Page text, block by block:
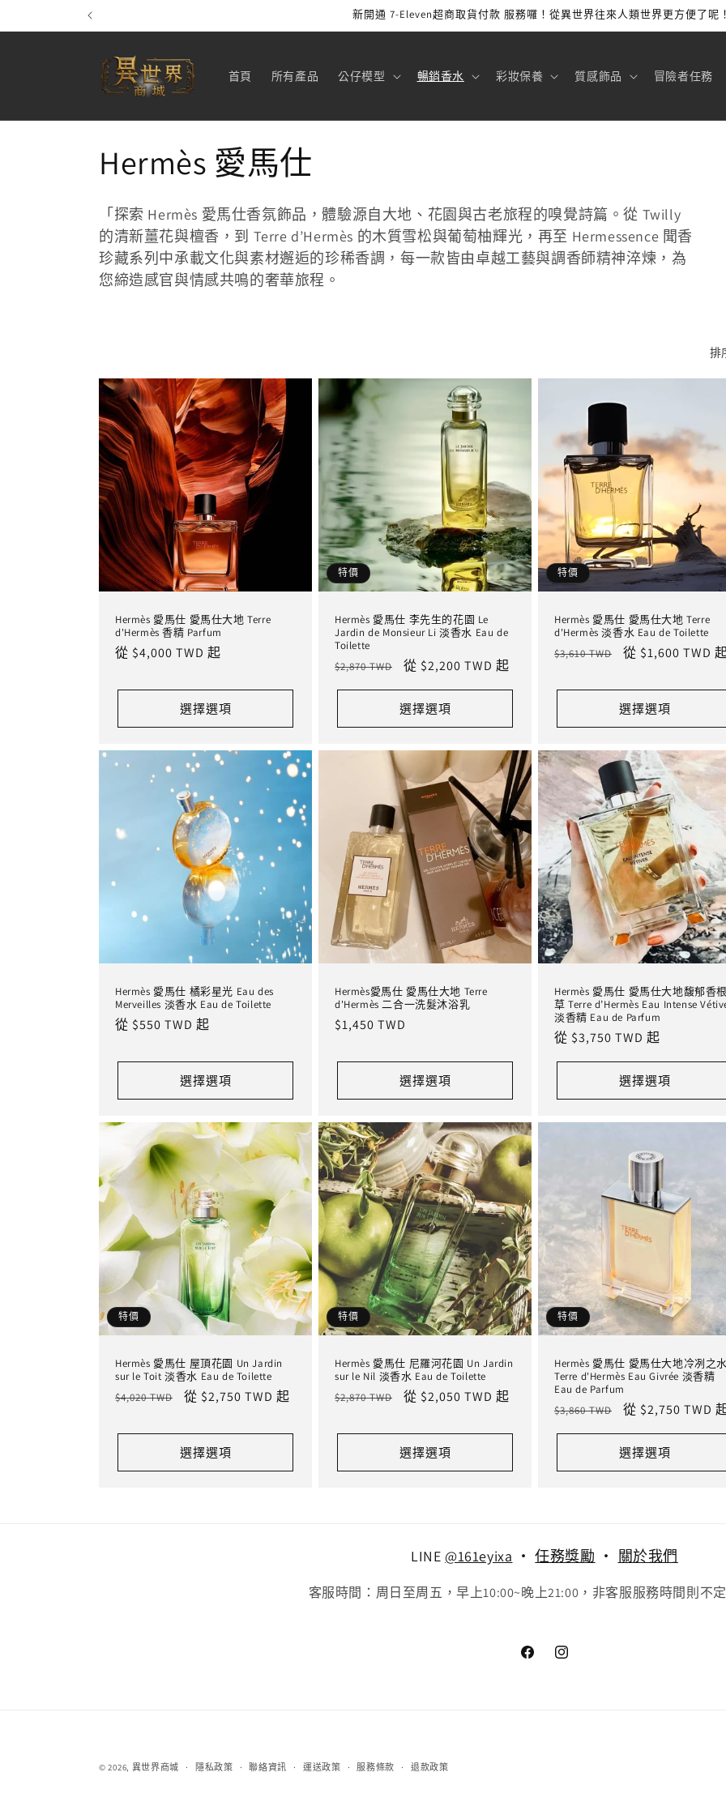
新開通 7-Eleven超商取貨付款 服務囉！從異世界往來人類世界更方便了呢
首頁 所有產品 公仔模型 暢銷香水 彩妝保養 質感飾品 冒險者任務
商
品
系
列
Hermès 愛馬仕
「探索 Hermès 愛馬仕香氛飾品，體驗源自大地、花園與古老旅程的嗅覺詩篇。從 Twilly
的清新薑花與檀香，到 Terre d’Hermès 的木質雪松與葡萄柚輝光，再至 Hermessence 聞香
珍藏系列中承載文化與素材邂逅的珍稀香調，每一款皆由卓越工藝與調香師精神淬煉，為
您締造感官與情感共鳴的奢華旅程。
排
Hermès 愛馬仕 愛馬仕大地 Terre
d'Hermès 香精 Parfum
定
從 $4,000 TWD 起
選擇選項
特價
Hermès 愛馬仕 李先生的花園 Le
Jardin de Monsieur Li 淡香水 Eau de
Toilette
定
$2,870 TWD
售
從 $2,200 TWD 起
選擇選項
特價
Hermès 愛馬仕 愛馬仕大地 Terre
d'Hermès 淡香水 Eau de Toilette
定
$3,610 TWD
售
從 $1,600 TWD
選擇選項
Hermès 愛馬仕 橘彩星光 Eau des
Merveilles 淡香水 Eau de Toilette
定
從 $550 TWD 起
選擇選項
Hermès愛馬仕 愛馬仕大地 Terre
d'Hermès 二合一洗髮沐浴乳
定
$1,450 TWD
選擇選項
Hermès 愛馬仕 愛馬仕大地馥郁香
草 Terre d’Hermès Eau Intense
淡香精 Eau de Parfum
定
從 $3,750 TWD 起
選擇選項
特價
Hermès 愛馬仕 屋頂花園 Un Jardin
sur le Toit 淡香水 Eau de Toilette
定
$4,020 TWD
售
從 $2,750 TWD 起
選擇選項
特價
Hermès 愛馬仕 尼羅河花園 Un Jardin
sur le Nil 淡香水 Eau de Toilette
定
$2,870 TWD
售
從 $2,050 TWD 起
選擇選項
特價
Hermès 愛馬仕 愛馬仕大地冷冽之
Terre d'Hermès Eau Givrée 淡香精
Eau de Parfum
定
$3,860 TWD
售
從 $2,750 TWD
選擇選項
LINE @161eyixa ‧任務獎勵 ‧ 關於我們
客服時間：周日至周五，早上10:00~晚上21:00，非客服服務時間則不
FacebookInstagram
© 2026, 異世界商城 隱私政策 聯絡資訊 運送政策 服務條款 退款政策